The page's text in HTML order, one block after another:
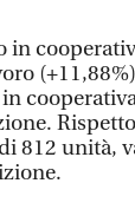
in
812 unità,